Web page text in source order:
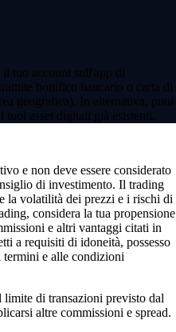
tuo account sull'app di
bonifico bancario o carta di
geografica). In alternativa, puoi
asset digitali già esistenti.
e non deve essere considerato
di investimento. Il trading
la volatilità dei prezzi e i rischi di
considera la tua propensione
e altri vantaggi citati in
a requisiti di idoneità, possesso
termini e alle condizioni
di transazioni previsto dal
altre commissioni e spread.